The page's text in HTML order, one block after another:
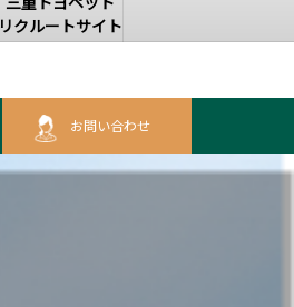
リクルートサイト
お問い合わせ